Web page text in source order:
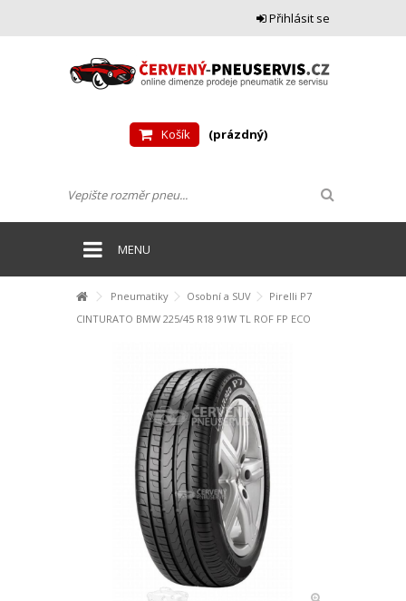
Přihlásit se
Košík (prázdný)
MENU
Pneumatiky Osobní a SUV
Pirelli P7
CINTURATO BMW 225/45 R18 91W TL ROF FP ECO